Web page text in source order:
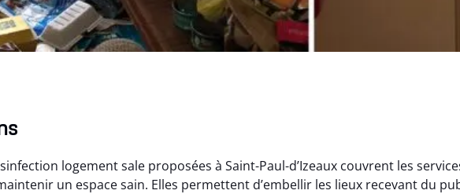
logement sale proposées à Saint-Paul-d’Izeaux couvrent les
un espace sain. Elles permettent d’embellir les lieux recevant du